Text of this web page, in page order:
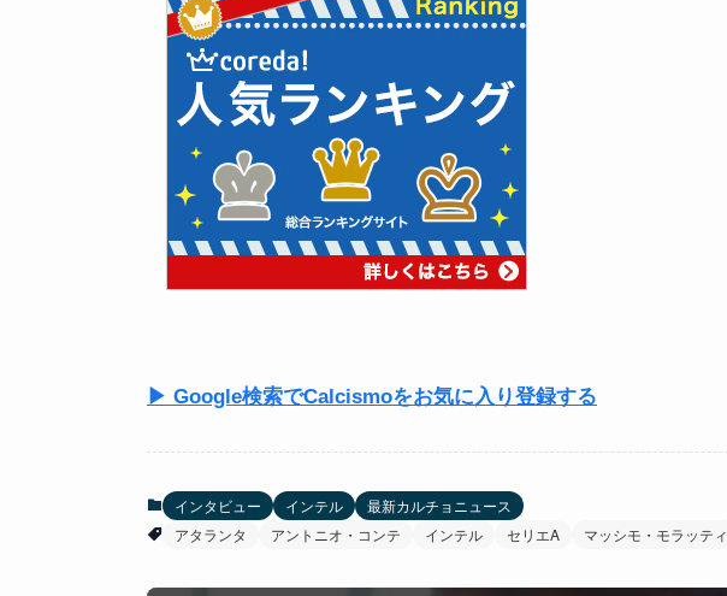
▶ Google検索でCalcismoをお気に入り登録する
インタビュー インテル
最新カルチョニュース
アタランタ
アントニオ・コンテ インテル セリエA マッシモ・モラッティ